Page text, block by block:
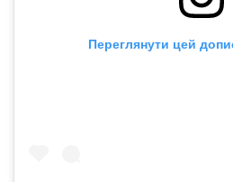
Переглянути цей